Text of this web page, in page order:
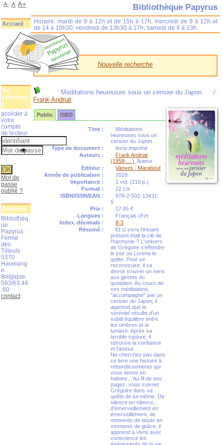
Nouvelle recherche
Méditations heureuses sous un cerisier du Japon
/
Frank Andriat
Public ISBD
Titre :
Méditations
heureuses sous un
cerisier du Japon
Type de document :
texte imprimé
Auteurs :
Frank Andriat
(1958-....) , Auteur
Editeur :
Vanves : Marabout
Année de publication :
2018
Importance :
1 vol. (216 p.)
Format :
22 cm
ISBN/ISSN/EAN :
978-2-501-13431-
6
Prix :
17.85 €
Langues :
Français (fre)
Index. décimale :
8-3
Résumé :
Et si vivre l'instant
présent était la clé de
l'harmonie ? L'univers
de Grégoire s'effondre
le jour où Lorena le
quitte. Pour se
reconstruire, il va
devoir trouver un sens
aux gestes du
quotidien. Au cours de
ses méditations,
"accompagné" par un
cerisier du Japon, il
apprend que la
sérénité résulte d'un
subtil équilibre entre
les ombres et la
lumière. Après sa
terrible rupture, il
retrouve la confiance
et l'amour.
Ne cherchez pas dans
ce livre une histoire à
rebondissements qui
vous tienne en
haleine... Au fil de ses
pages, vous suivrez
Grégoire dans sa
quête de lui-même. De
silence en silence,
d'émerveillement en
émerveillement, de
moments de doute en
moments de grâce, il
apprend à vivre avec
conscience les
Bibliothèque Papyrus
Horaire: mardi de 9 à 12h et de 15h à 17h, mercredi de 9 à 12h et
de 14 à 18h30, vendredi de 13h30 à 17h, samedi de 9 à 13h.
A- A A+
Accueil
Se
connecte
r
accéder à
votre
compte
de lecteur
Mot de
passe
oublié ?
Adresse
Bibliothèq
ue
Papyrus
Ferme
des
Tilleuls
5370
Havelang
e
Belgique
083/63.46
.60
contact